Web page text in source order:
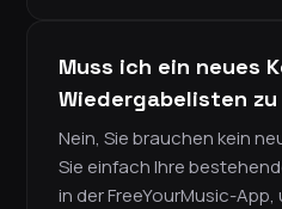
Muss ich ein neues
Wiedergabelisten
Nein, Sie brauchen kein
Sie einfach Ihre
in der FreeYourMusic-